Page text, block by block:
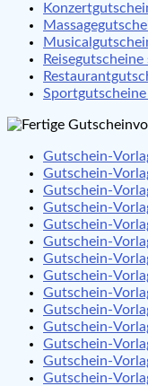
Sportgutscheine
Gutschein-
Gutschein-
Gutschein-
Gutschein-
Gutschein-
Gutschein-
Gutschein-
Gutschein-
Gutschein-
Gutschein-
Gutschein-
Gutschein-
Gutschein-
Gutschein-